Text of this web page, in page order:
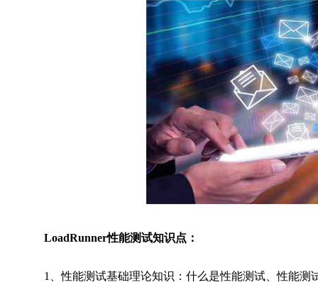
LoadRunner性能测试知识点：
1、性能测试基础理论知识：什么是性能测试、性能测